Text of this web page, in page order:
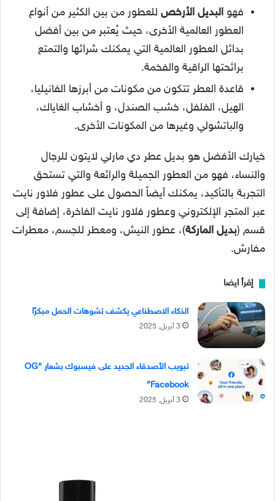
فهو البديل الأرخص للعطور من بين الكثير من أنواع
العطور العالمية الأخرى، حيث يُعتبر من بين أفضل
بدائل العطور العالمية التي يمكنك شرائها والتمتع
برائحتها الراقية والفخمة.
قاعدة العطر تتكون من مكونات من أبرزها الفانيليا،
الهيل، الفلفل، خشب الصندل، و أخشاب الغاياك،
والباتشولي وغيرها من المكونات الأخرى.
خيارك الأفضل هو بديل عطر دي مارلي لايتون للرجال
والنساء، فهو من العطور الجميلة والرائعة والتي تستحق
التجربة بالتأكيد، يمكنك أيضاً الحصول على عطور فلاور نايت
عبر المتجر الإلكتروني وعطور فلاور نايت الفاخرة، إضافة إلى
قسم (بديل الماركة)، عطور النيش، ومعطر للجسم، معطرات
مفارش.
إقرأ ايضا
الذكاء الاصطناعي يكشف تشوهات الحمل مبكرًا
3 أبريل, 2025
تبويب الأصدقاء الجديد على فيسبوك بشعار “OG
Facebook”
3 أبريل, 2025